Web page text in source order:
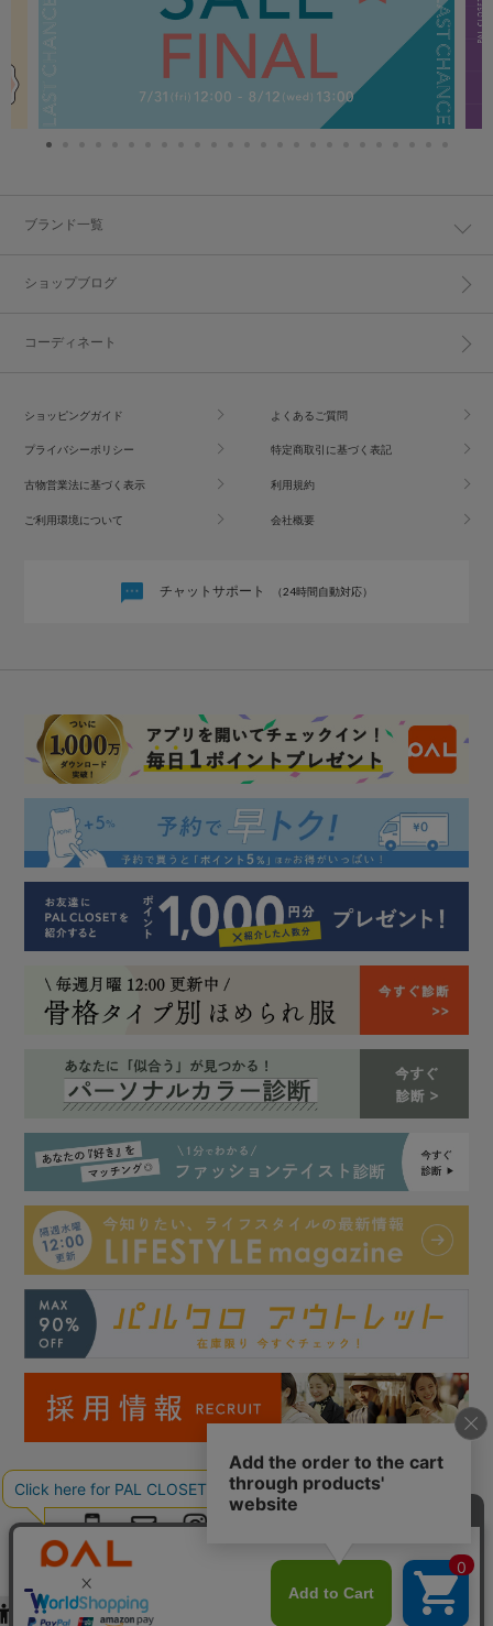
ブランド一覧
ショップブログ
コーディネート
ショッピングガイド よくあるご質問
プライバシーポリシー 特定商取引に基づく表記
古物営業法に基づく表示 利用規約
ご利用環境について 会社概要
チャットサポート （24時間自動対応）